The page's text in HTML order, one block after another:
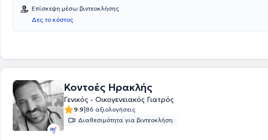
Γενικός - Οικογενειακός Ιατρός στο Γενικό Νοσοκομείο Αθηνών "Λαϊκό", όπου
εκπαιδεύτηκε κι εργάστηκε στα τμήματα Παθολογίας, Χειρουργικής, Καρδιολογίας,
ΩΡΛ, Οφθαλμολογίας, Μονάδα Εντατικής Θεραπείας, καθώς και στα τμήματα
επειγόντων περιστατικών Παιδιατρικής στο παράρτημα του Γενικού Νοσοκομείου
Γυναικολογίας του Γενικού Νοσοκομείου "Έλενα Βενιζέλου", Ψυχιατρικής του Γενικού
Νοσοκομείου Αθηνών "Αιγινήτειο" και στο Κέντρο Υγείας Κορωπίου. Ο Ιατρός έχει
Θεραπευτήριο Αθηνών "Σωτήρ" και με το Αττικό Θεραπευτήριο Αθηνών. Τέλος,
βρίσκεται σε διαρκή παρακολούθηση της εξέλιξης της ιατρικής επιστήμης,
παρακολουθώντας τακτικά ιατρικά συνέδρια και είναι μέλος του Ιατρικού Συλλόγου
Κυκλάδων και της Παγκόσμιας Οργάνωσης των Γενικών / Οικογενειακών Ιατρών
(WONCA).
Επίσκεψη μέσω βιντεοκλήσης
Δες το κόστος
Κοντοές Ηρακλής
Γενικός - Οικογενειακός Γιατρός
9.9|86 αξιολογήσεις
Διαθεσιμότητα για βιντεοκλήση